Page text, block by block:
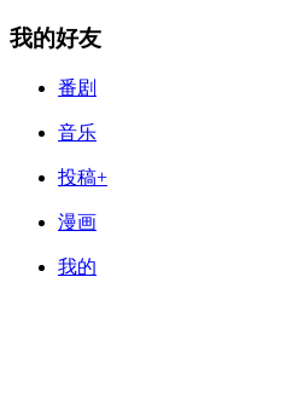
我的好友
番剧
音乐
投稿+
漫画
我的